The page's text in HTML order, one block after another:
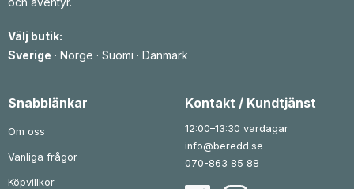
Välj butik:
Sverige · Norge · Suomi · Danmark
Snabblänkar
Om oss
Vanliga frågor
Köpvillkor
Kontakt / Kundtjänst
12:00–13:30 vardagar
info@beredd.se
070-863 85 88